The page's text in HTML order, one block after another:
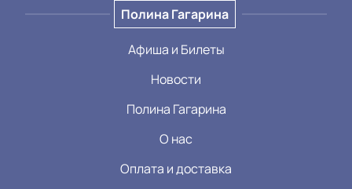
Полина Гагарина
Афиша и Билеты
Новости
Полина Гагарина
О нас
Оплата и доставка